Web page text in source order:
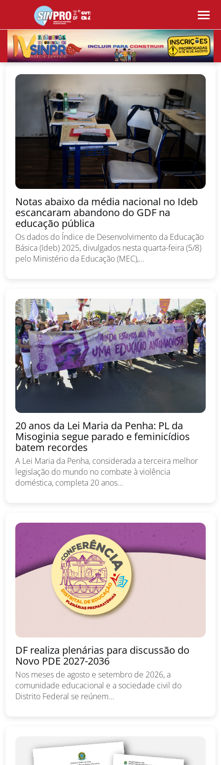
Notas abaixo da média nacional no Ideb
escancaram abandono do GDF na
educação pública
Os dados do Índice de Desenvolvimento da Educação
Básica (Ideb) 2025, divulgados nesta quarta-feira (5/8)
pelo Ministério da Educação (MEC),...
20 anos da Lei Maria da Penha: PL da
Misoginia segue parado e feminicídios
batem recordes
A Lei Maria da Penha, considerada a terceira melhor
legislação do mundo no combate à violência
doméstica, completa 20 anos...
DF realiza plenárias para discussão do
Novo PDE 2027-2036
Nos meses de agosto e setembro de 2026, a
comunidade educacional e a sociedade civil do
Distrito Federal se reúnem...